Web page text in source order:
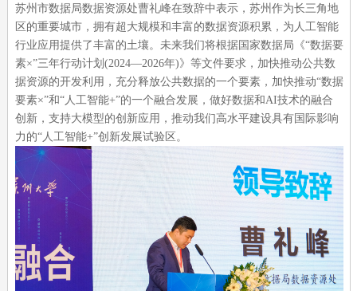
苏州市数据局数据资源处曹礼峰在致辞中表示，苏州作为长三角地
区的重要城市，拥有超大规模和丰富的数据资源积累，为人工智能
行业应用提供了丰富的土壤。未来我们将根据国家数据局《“数据要
素×”三年行动计划(2024—2026年)》等文件要求，加快推动公共数
据资源的开发利用，充分释放公共数据的一个要素，加快推动“数据
要素×”和“人工智能+”的一个融合发展，做好数据和AI技术的融合
创新，支持大模型的创新应用，推动我们高水平建设具有国际影响
力的“人工智能+”创新发展试验区。